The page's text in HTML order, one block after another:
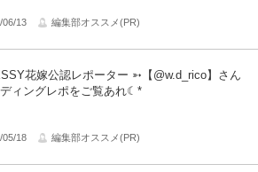
06/13 編集部オススメ(PR)
花嫁公認レポーター ➳【@w.d_rico】さん
ィングレポをご覧あれ☾*
05/18 編集部オススメ(PR)